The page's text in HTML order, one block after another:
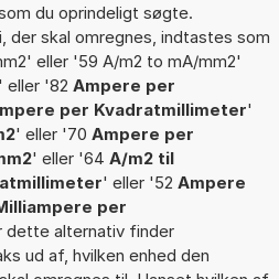
du oprindeligt søgte.
der skal omregnes, indtastes som
eller '59 A/m2 to mA/mm2'
eller '82 Ampere per
per Kvadratmillimeter'
' eller '70 Ampere per
' eller '64 A/m2 til
' eller '52 Ampere
per
dette alternativ finder
ud af, hvilken enhed den